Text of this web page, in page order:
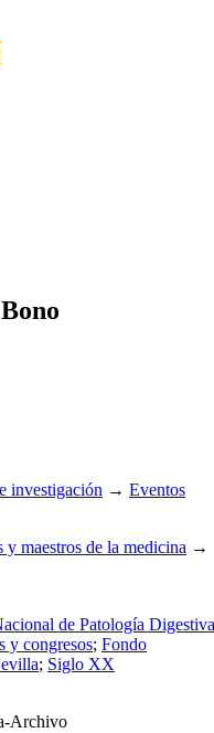
investigación → Eventos
y maestros de la medicina →
de Patología Digestiva
y congresos; Fondo
; Siglo XX
Archivo